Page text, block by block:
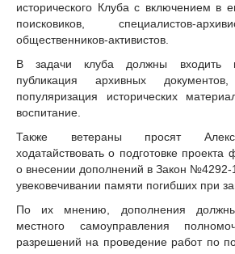
исторического Клуба с включением в
поисковиков, специалистов-
общественников-активистов.
В задачи клуба должны входить
публикация архивных
популяризация исторических
воспитание.
Также ветераны просят
ходатайствовать о подготовке проекта
о внесении дополнений в Закон №4292-
увековечивании памяти погибших при
По их мнению, дополнения
местного самоуправления
разрешений на проведение работ по